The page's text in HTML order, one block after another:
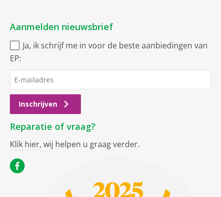
Aanmelden nieuwsbrief
Ja, ik schrijf me in voor de beste aanbiedingen van
EP:
Inschrijven
Reparatie of vraag?
Klik hier, wij helpen u graag verder.